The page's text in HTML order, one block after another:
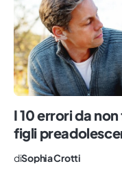
riportato nella
ho lavorato
metro e 60,
l’obiettivo di
sdoganare i
che è ancora
sushi, il
I 10 errori da
figli
diSophia Crotti